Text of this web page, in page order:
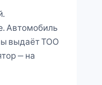
Автомобиль
выдаёт ТОО
— на